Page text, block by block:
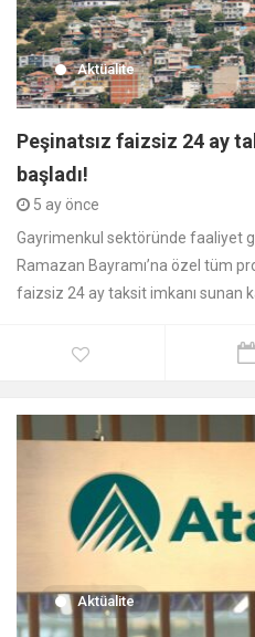
Aktüalite
Peşinatsız faizsiz 24 ay
başladı!
5 ay önce
Gayrimenkul sektöründe faaliyet
Ramazan Bayramı’na özel tüm
faizsiz 24 ay taksit imkanı sunan
Aktüalite